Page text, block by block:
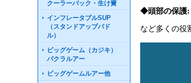
クーラーバック・生け簀
インフレータブルSUP
（スタンドアップパド
ル）
ビッグゲーム（カジキ）
パクラルアー
ビッグゲームルアー他
◆頭部の保護
など多くの役